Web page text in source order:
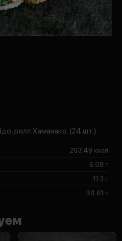
ролл Хаманако. (24 шт.)
263.49 ккал
6.08 г
11.2 г
34.61 г